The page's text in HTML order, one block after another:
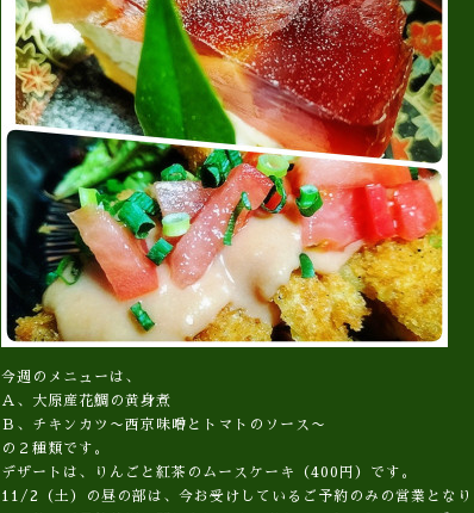
今週のメニューは、
Ａ、大原産花鯛の黄身煮
Ｂ、チキンカツ〜西京味噌とトマトのソース〜
の２種類です。
デザートは、りんごと紅茶のムースケーキ（400円）です。
11/2（土）の昼の部は、今お受けしているご予約のみの営業となり